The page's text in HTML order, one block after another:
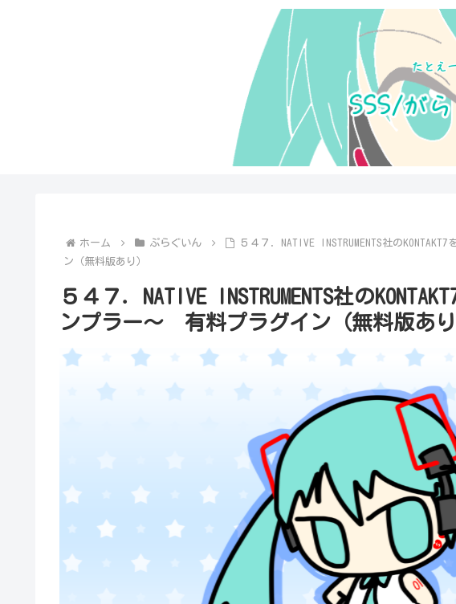
ホーム ぷらぐいん
５４７．NATIVE INSTRUMENTS社の
ン（無料版あり）
５４７．NATIVE INSTRUMENTS社の
ンプラー～ 有料プラグイン（無料版あ